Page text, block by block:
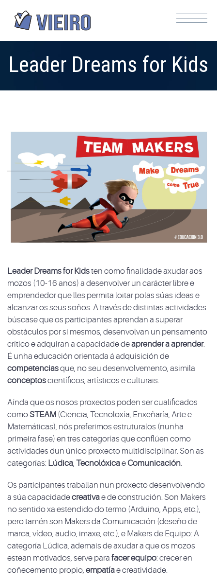
Leader Dreams for Kids
Leader Dreams for Kidsten como finalidade axudar aos
mozos (10-16 anos) a desenvolver un carácter libre e
emprendedor que lles permita loitar polas súas ideas e
alcanzar os seus soños. A través de distintas actividades
búscase que os participantes aprendan a superar
obstáculos por si mesmos, desenvolvan un pensamento
crítico e adquiran a capacidade deaprender a aprender.
É unha educación orientada á adquisición de
competenciasque, no seu desenvolvemento, asimila
conceptoscientíficos, artísticos e culturais.
Aínda que os nosos proxectos poden ser cualificados
comoSTEAM (Ciencia, Tecnoloxía, Enxeñaría, Arte e
Matemáticas), nós preferimos estruturalos (nunha
primeira fase) en tres categorías que conflúen como
actividades dun único proxecto multidisciplinar. Son as
categorías: Lúdica TecnolóxicaeComunicación
Os participantes traballan nun proxecto desenvolvendo
a súa capacidadecreativae de construción. Son Makers
no sentido xa estendido do termo (Arduino, Apps, etc.),
pero tamén son Makers da Comunicación (deseño de
marca, vídeo, audio, imaxe, etc.), e Makers de Equipo: A
categoría Lúdica, ademais de axudar a que os mozos
estean motivados, serve para facer equipo: crecer en
coñecemento propio, empatíae creatividade.